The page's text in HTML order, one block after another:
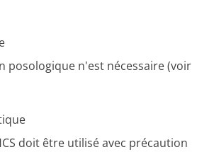
posologique n'est nécessaire (voir
doit être utilisé avec précaution